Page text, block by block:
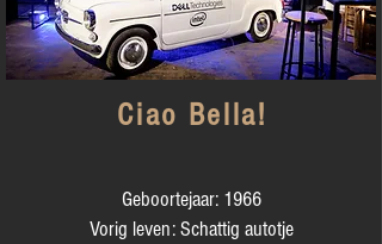
Ciao Bella!
Geboortejaar: 1966
Vorig leven: Schattig autotje